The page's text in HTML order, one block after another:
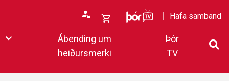
Ábending um
heiðursmerki
Þór
TV
Opna
körfu
ÞórTvHafa samband